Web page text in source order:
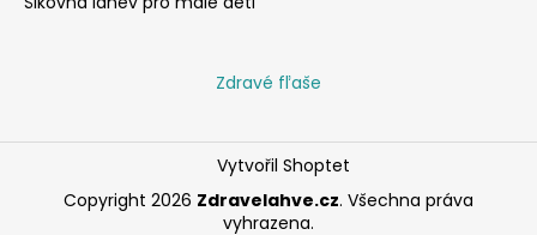
Zdravé fľaše
Vytvořil Shoptet
Copyright 2026 Zdravelahve.cz. Všechna práva
vyhrazena.